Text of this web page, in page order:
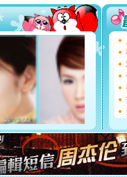
你太多，
要平安
[圣诞节]
能正大
都要快乐
[圣诞节]
如意,快
[元旦]
看
断电。
你是我
[元旦]
起；二是
离。水晶
[元旦]当
泣，这痛